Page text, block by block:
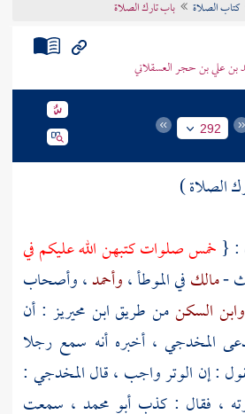
كتاب الصلاة باب تارك الصلاة
بن علي بن حجر العسقلاني
292
الصلاة )
خمس صلوات كتبهن الله عليكم في
-مالكفي الموطأ ،وأحمد، وأصحاب
وابن السكنمن طريقابن محيريز : أن
المخدجي ، أخبره أنه سمع رجلا
: إن الوتر واجب ، قالالمخدجي :
، فقال : كذب أبو محمد ، سمعت